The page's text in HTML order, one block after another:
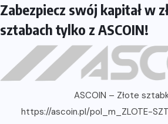
Zabezpiecz swój kapitał w
sztabach tylko z ASCOIN!
ASCOIN – Złote
https://ascoin.pl/pol_m_ZLOTE-